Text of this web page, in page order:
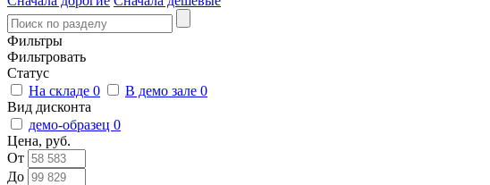
Фильтры
Фильтровать
Статус
На складе 0 В демо зале 0
Вид дисконта
демо-образец 0
Цена, руб.
От
До